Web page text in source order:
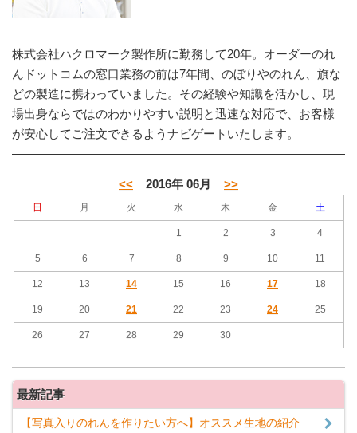
株式会社ハクロマーク製作所に勤務して20年。オーダーのれ
んドットコムの窓口業務の前は7年間、のぼりやのれん、旗な
どの製造に携わっていました。その経験や知識を活かし、現
場出身ならではのわかりやすい説明と迅速な対応で、お客様
が安心してご注文できるようナビゲートいたします。
<< 2016年 06月 >>
日 月 火 水 木 金 土
1 2 3 4
5 6 7 8 9 10 11
12 13 14 15 16 17 18
19 20 21 22 23 24 25
26 27 28 29 30
最新記事
【写真入りのれんを作りたい方へ】オススメ生地の紹介